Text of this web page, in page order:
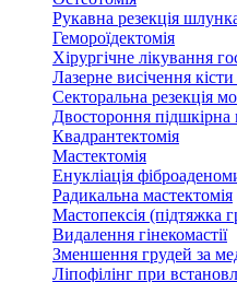
Рукавна резекція
Гемороїдектомія
Хірургічне лікування
Лазерне висічення
Секторальна резекція
Двостороння підшкірна
Квадрантектомія
Мастектомія
Енукліація
Радикальна мастектомія
Мастопексія (підтяжка
Видалення гінекомастії
Зменшення грудей за
Ліпофілінг при